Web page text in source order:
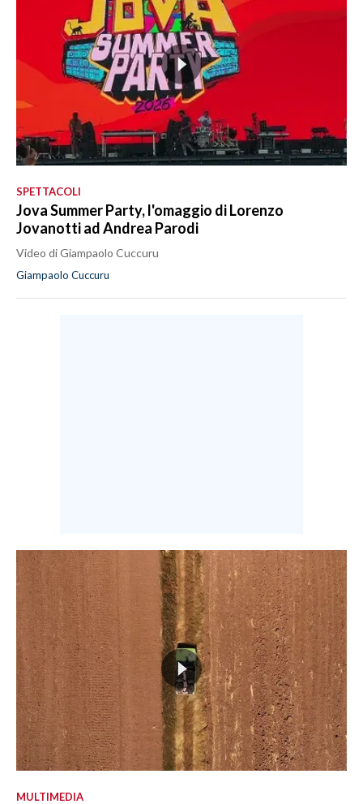
SPETTACOLI
Jova Summer Party, l'omaggio di Lorenzo
Jovanotti ad Andrea Parodi
Video di Giampaolo Cuccuru
Giampaolo Cuccuru
MULTIMEDIA